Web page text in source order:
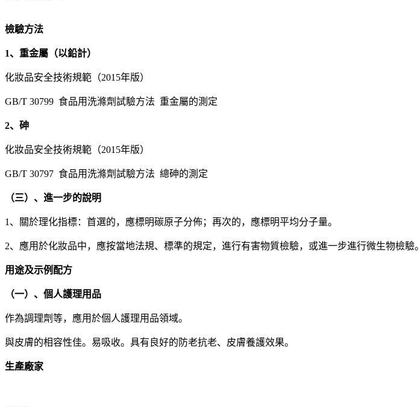
檢驗方法
1、重金屬（以鉛計）
化妝品安全技術規範（2015年版）
GB/T 30799 食品用洗滌劑試驗方法 重金屬的測定
2、砷
化妝品安全技術規範（2015年版）
GB/T 30797 食品用洗滌劑試驗方法 總砷的測定
（三）、進一步的說明
1、關於理化指標：首選的，應標明碳原子分佈；再次的，應標明平均分子量。
2、應用於化妝品中，應按當地法規、標準的規定，進行有害物質檢驗，或進一步進行微生物檢驗。
用途及示例配方
（一）、個人護理用品
作為調理劑等，應用於個人護理用品領域。
與皮膚的相容性佳。易吸收。具有良好的防老抗老、皮膚養護效果。
生產廠家